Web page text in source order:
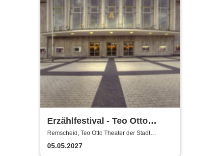
Erzählfestival - Teo Otto
Theater
Remscheid, Teo Otto Theater der Stadt
Remscheid
05.05.2027